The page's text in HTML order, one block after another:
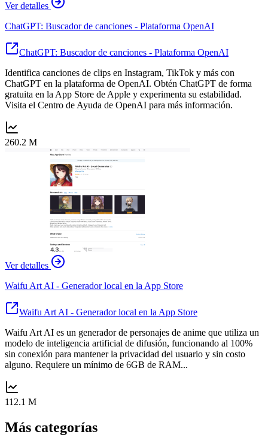
Ver detalles
ChatGPT: Buscador de canciones - Plataforma OpenAI
ChatGPT: Buscador de canciones - Plataforma OpenAI
Identifica canciones de clips en Instagram, TikTok y más con
ChatGPT en la plataforma de OpenAI. Obtén ChatGPT de forma
gratuita en la App Store de Apple y experimenta su estabilidad.
Visita el Centro de Ayuda de OpenAI para más información.
260.2 M
Ver detalles
Waifu Art AI - Generador local en la App Store
Waifu Art AI - Generador local en la App Store
Waifu Art AI es un generador de personajes de anime que utiliza un
modelo de inteligencia artificial de difusión, funcionando al 100%
sin conexión para mantener la privacidad del usuario y sin costo
alguno. Requiere un mínimo de 6GB de RAM...
112.1 M
Más categorías